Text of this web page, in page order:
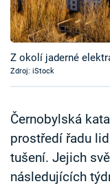
Sledujte
Přihlášení
Z okolí jaderné
Zdroj: iStock
Černobylská
prostředí řadu
tušení. Jejich
následujících